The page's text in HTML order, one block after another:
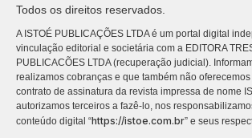
Todos os direitos reservados.
A ISTOÉ PUBLICAÇÕES LTDA é um portal digital
vinculação editorial e societária com a EDITORA
PUBLICACÕES LTDA (recuperação judicial).
realizamos cobranças e que também não
contrato de assinatura da revista impressa de nome
autorizamos terceiros a fazê-lo, nos
conteúdo digital “https://istoe.com.br” e seus